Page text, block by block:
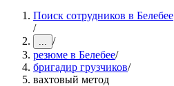
Поиск сотрудников в Белебее
/
... /
резюме в Белебее/
бригадир грузчиков/
вахтовый метод